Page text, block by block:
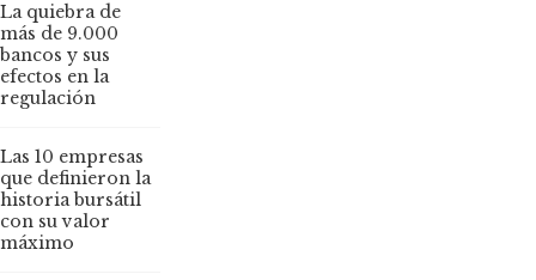
La quiebra de
más de 9.000
bancos y sus
efectos en la
regulación
Las 10 empresas
que definieron la
historia bursátil
con su valor
máximo